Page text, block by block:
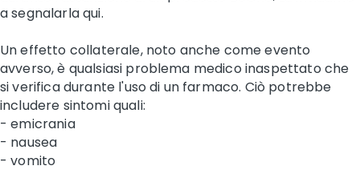
a segnalarla qui.​
Un effetto collaterale, noto anche come evento
avverso, è qualsiasi problema medico inaspettato che
si verifica durante l'uso di un farmaco. Ciò potrebbe
includere sintomi quali:​
- emicrania
- nausea
- vomito